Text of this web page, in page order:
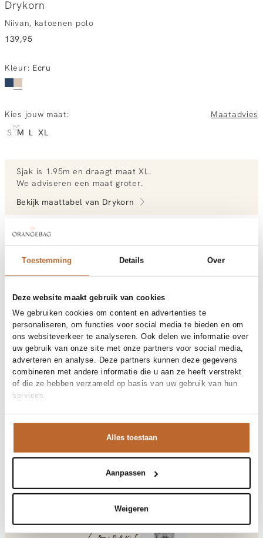
Toestemming Details Over
Deze website maakt gebruik van cookies
We gebruiken cookies om content en advertenties te
personaliseren, om functies voor social media te bieden en om
ons websiteverkeer te analyseren. Ook delen we informatie over
uw gebruik van onze site met onze partners voor social media,
adverteren en analyse. Deze partners kunnen deze gegevens
combineren met andere informatie die u aan ze heeft verstrekt
of die ze hebben verzameld op basis van uw gebruik van hun
services.
Alles toestaan
Aanpassen
Weigeren
Drykorn
Niivan, katoenen polo
139,95
Kleur: Ecru
Kies jouw maat:
Maatadvies
S M L XL
Sjak is 1.95m en draagt maat XL.
We adviseren een maat groter.
Bekijk maattabel van Drykorn
Bekijk meer outfits van Sjak
Vandaag besteld, dinsdag gratis in huis
30 dagen bedenktijd
Materiaal en verzorging
Fabric
Fabric: 100% cotton
Materiaal
Katoen
Reiniging
Hand wash
Maat en pasvorm
Maatadvies
NIIVAN
Variantnummer
1911
ecru
Korte mouw
Sluiting
Ritsluiting
Gelegenheid
Vakantie
Bij Orangebag ontvang je gratis verzending vanaf €99. Alle
bestellingen worden verzonden met een track & trace-code,
uur op werkdagen? Dan wordt je pakket vandaag nog
Vragen of hulp nodig?
Shop the look